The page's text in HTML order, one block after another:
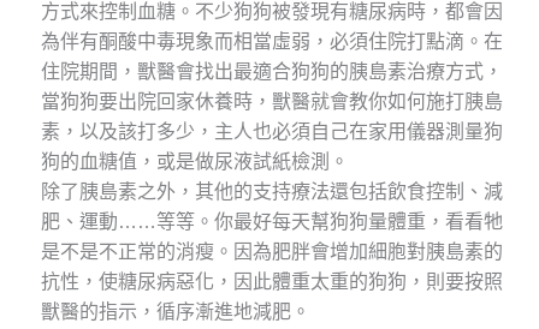
方式來控制血糖。不少狗狗被發現有糖尿病時，都會因
為伴有酮酸中毒現象而相當虛弱，必須住院打點滴。在
住院期間，獸醫會找出最適合狗狗的胰島素治療方式，
當狗狗要出院回家休養時，獸醫就會教你如何施打胰島
素，以及該打多少，主人也必須自己在家用儀器測量狗
狗的血糖值，或是做尿液試紙檢測。
除了胰島素之外，其他的支持療法還包括飲食控制、減
肥、運動……等等。你最好每天幫狗狗量體重，看看牠
是不是不正常的消瘦。因為肥胖會增加細胞對胰島素的
抗性，使糖尿病惡化，因此體重太重的狗狗，則要按照
獸醫的指示，循序漸進地減肥。